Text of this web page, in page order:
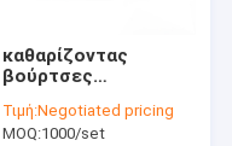
καθαρίζοντας
βούρτσες
εσωτερικές
Τιμή:Negotiated pricing
MOQ:1000/set